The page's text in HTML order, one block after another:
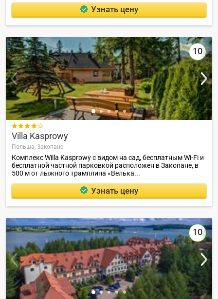
Узнать цену
10

Villa Kasprowy
Польша, Закопане
Комплекс Willa Kasprowy с видом на сад, бесплатным Wi-Fi и
бесплатной частной парковкой расположен в Закопане, в
500 м от лыжного трамплина «Велька...
Узнать цену
10